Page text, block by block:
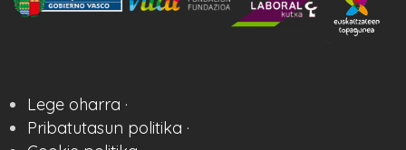
Lege oharra ·
Pribatutasun politika ·